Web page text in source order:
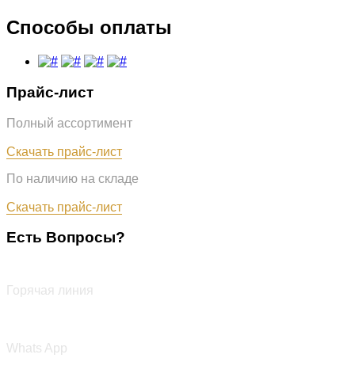
Способы оплаты
Прайс-лист
Полный ассортимент
Скачать прайс-лист
По наличию на складе
Скачать прайс-лист
Есть Вопросы?
Горячая линия
Whats App